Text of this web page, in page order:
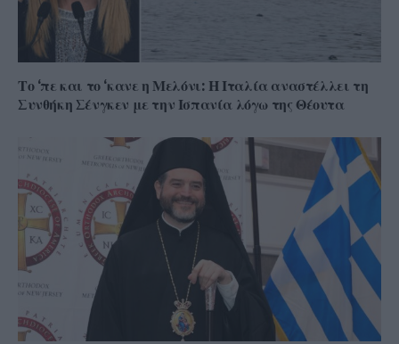
Το ‘πε και το ‘κανε η Μελόνι: Η Ιταλία αναστέλλει τη
Συνθήκη Σένγκεν με την Ισπανία λόγω της Θέουτα